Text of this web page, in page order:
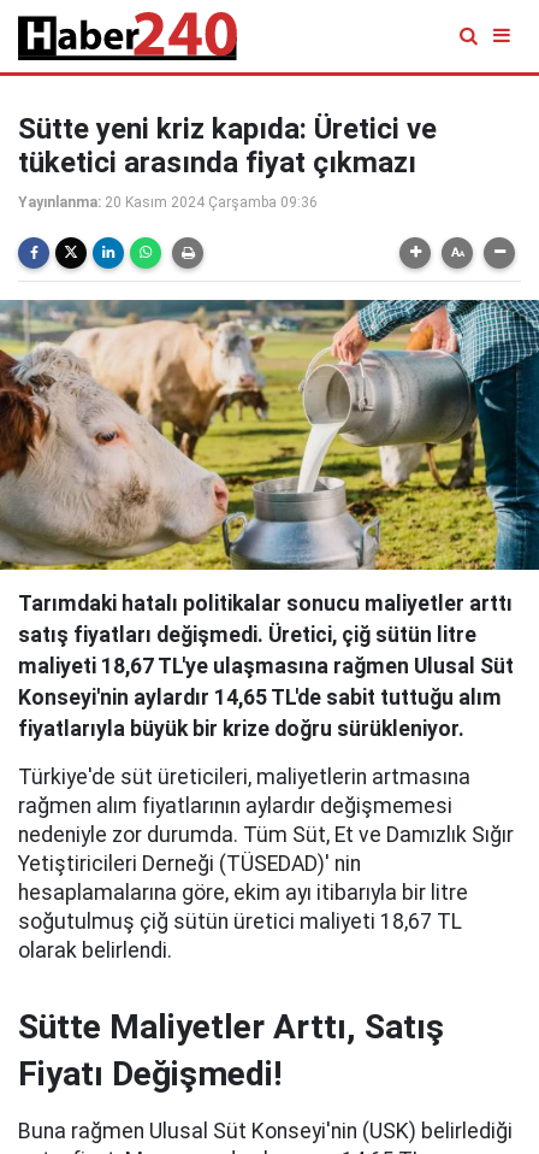
Sütte yeni kriz kapıda: Üretici ve
tüketici arasında fiyat çıkmazı
Yayınlanma: 20 Kasım 2024 Çarşamba 09:36
Tarımdaki hatalı politikalar sonucu maliyetler arttı
satış fiyatları değişmedi. Üretici, çiğ sütün litre
maliyeti 18,67 TL'ye ulaşmasına rağmen Ulusal Süt
Konseyi'nin aylardır 14,65 TL'de sabit tuttuğu alım
fiyatlarıyla büyük bir krize doğru sürükleniyor.
Türkiye'de süt üreticileri, maliyetlerin artmasına
rağmen alım fiyatlarının aylardır değişmemesi
nedeniyle zor durumda. Tüm Süt, Et ve Damızlık Sığır
Yetiştiricileri Derneği (TÜSEDAD)' nin
hesaplamalarına göre, ekim ayı itibarıyla bir litre
soğutulmuş çiğ sütün üretici maliyeti 18,67 TL
olarak belirlendi.
Sütte Maliyetler Arttı, Satış
Fiyatı Değişmedi!
Buna rağmen Ulusal Süt Konseyi'nin (USK) belirlediği